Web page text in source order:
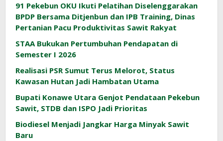
91 Pekebun OKU Ikuti Pelatihan Diselenggarakan
BPDP Bersama Ditjenbun dan IPB Training, Dinas
Pertanian Pacu Produktivitas Sawit Rakyat
STAA Bukukan Pertumbuhan Pendapatan di
Semester I 2026
Realisasi PSR Sumut Terus Melorot, Status
Kawasan Hutan Jadi Hambatan Utama
Bupati Konawe Utara Genjot Pendataan Pekebun
Sawit, STDB dan ISPO Jadi Prioritas
Biodiesel Menjadi Jangkar Harga Minyak Sawit
Baru